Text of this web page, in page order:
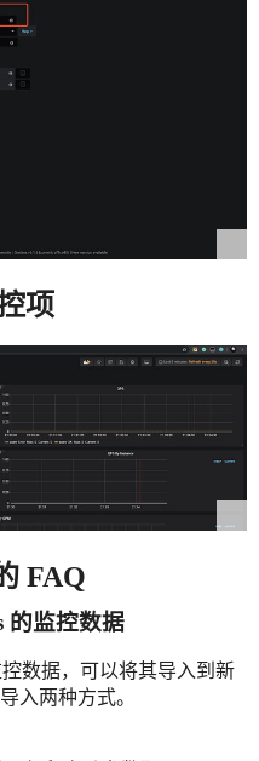
项
FAQ
的监控数据
控数据，可以将其导入到新
入两种方式。